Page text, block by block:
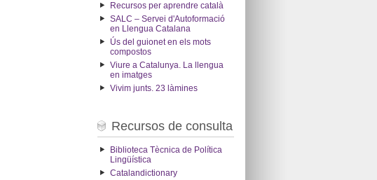
Recursos per aprendre català
SALC – Servei d'Autoformació
en Llengua Catalana
Ús del guionet en els mots
compostos
Viure a Catalunya. La llengua
en imatges
Vivim junts. 23 làmines
Recursos de consulta
Biblioteca Tècnica de Política
Lingüística
Catalandictionary